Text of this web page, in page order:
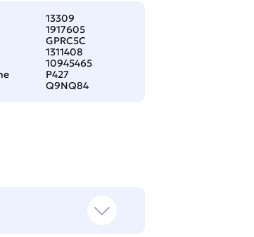
13309
1917605
GPRC5C
1311408
10945465
P427
Q9NQ84